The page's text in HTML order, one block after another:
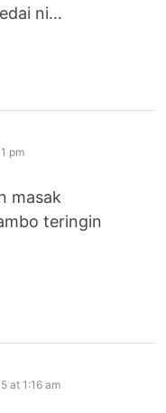
ni…
pm
masak
teringin
at 1:16 am